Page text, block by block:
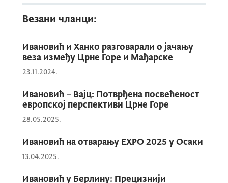
приступања Црне Горе Европској унији,
Естонија пружа Црној Гори у областима
дигитализације јавне управе, владавине
животне средине и ефикасног коришћења
европских фондова. У том контексту,
Ивановић је указао на важност даљег
безбједности, имајући у виду богато
искуство Естоније као једног од европских
лидера у дигиталној трансформацији и
Везани чланци:
Ивановић и Ханко разговарали о јачању
веза између Црне Горе и Мађарске
23.11.2024.
Ивановић – Вајц: Потврђена посвећеност
европској перспективи Црне Горе
28.05.2025.
Ивановић на отварању EXPO 2025 у Осаки
13.04.2025.
Ивановић у Берлину: Прецизнији